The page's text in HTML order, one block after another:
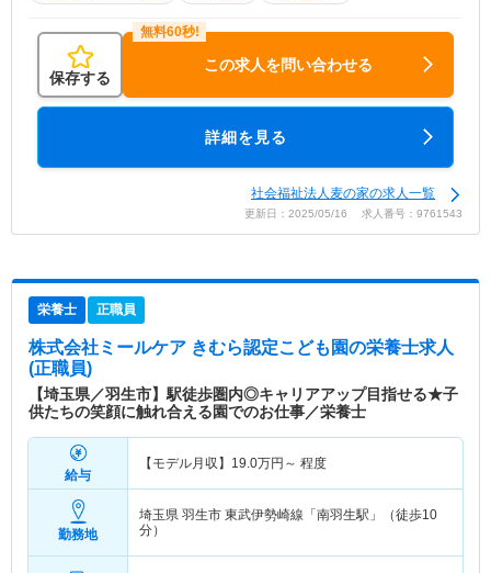
保存する
この求人を問い合わせる
詳細を見る
社会福祉法人麦の家の求人一覧
更新日：2025/05/16 求人番号：9761543
栄養士 正職員
株式会社ミールケア きむら認定こども園の栄養士求人
(正職員)
【埼玉県／羽生市】駅徒歩圏内◎キャリアアップ目指せる★子
供たちの笑顔に触れ合える園でのお仕事／栄養士
給与
【モデル月収】 19.0万円～ 程度
勤務地
埼玉県 羽生市 東武伊勢崎線「南羽生駅」（徒歩10
分）